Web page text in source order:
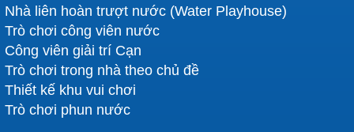
Nhà liên hoàn trượt nước (Water Playhouse)
Trò chơi công viên nước
Công viên giải trí Cạn
Trò chơi trong nhà theo chủ đề
Thiết kế khu vui chơi
Trò chơi phun nước